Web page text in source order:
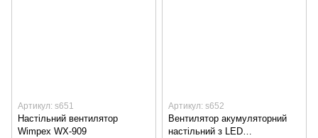
Артикул: s651
Настільний вентилятор
Wimpex WX-909
Артикул: s652
Вентилятор акумуляторний
настільний з LED